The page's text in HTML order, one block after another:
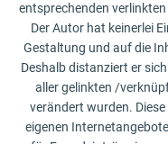
entsprechenden
Der Autor hat keinerlei
Gestaltung und auf die
Deshalb distanziert er
aller gelinkten /
verändert wurden.
eigenen